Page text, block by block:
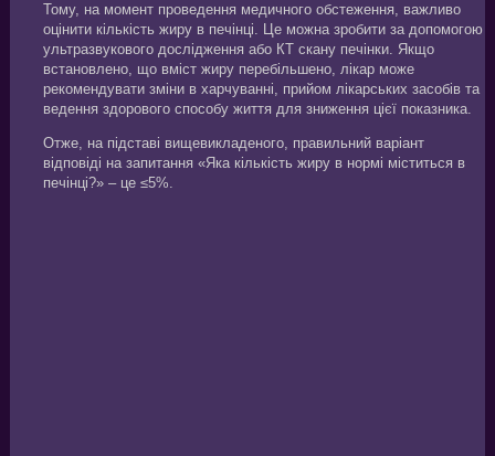
Тому, на момент проведення медичного обстеження, важливо
оцінити кількість жиру в печінці. Це можна зробити за допомогою
ультразвукового дослідження або КТ скану печінки. Якщо
встановлено, що вміст жиру перебільшено, лікар може
рекомендувати зміни в харчуванні, прийом лікарських засобів та
ведення здорового способу життя для зниження цієї показника.
Отже, на підставі вищевикладеного, правильний варіант
відповіді на запитання «Яка кількість жиру в нормі міститься в
печінці?» – це ≤5%.